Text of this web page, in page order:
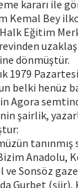
kararı ile
Kemal Bey
Eğitim
dönmüştür.
1979
belki henüz
Agora
şairlik,
Anadolu,
ve Sonsöz
Gurbet (şiir),